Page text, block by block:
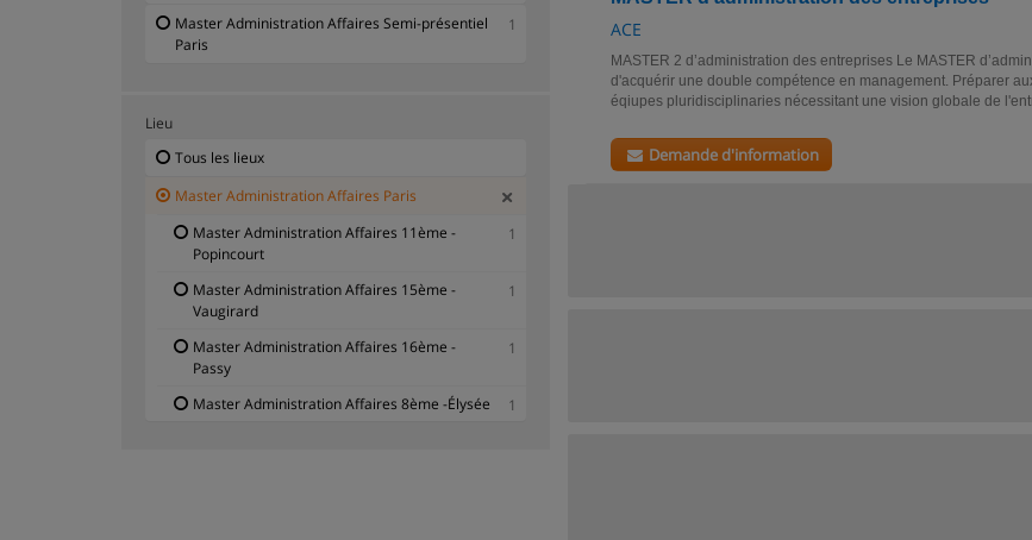
ACE
MASTER 2 d’administration des entreprises Le MASTER
d'acquérir une double compétence en management. Préparer
éqiupes pluridisciplinaries nécessitant une vision globale de
Demande d'information
Master Administration Affaires Semi-présentiel
Paris
1
Lieu
Tous les lieux
Master Administration Affaires Paris
Master Administration Affaires 11ème -
Popincourt
1
Master Administration Affaires 15ème -
Vaugirard
1
Master Administration Affaires 16ème -
Passy
1
Master Administration Affaires 8ème -Élysée 1